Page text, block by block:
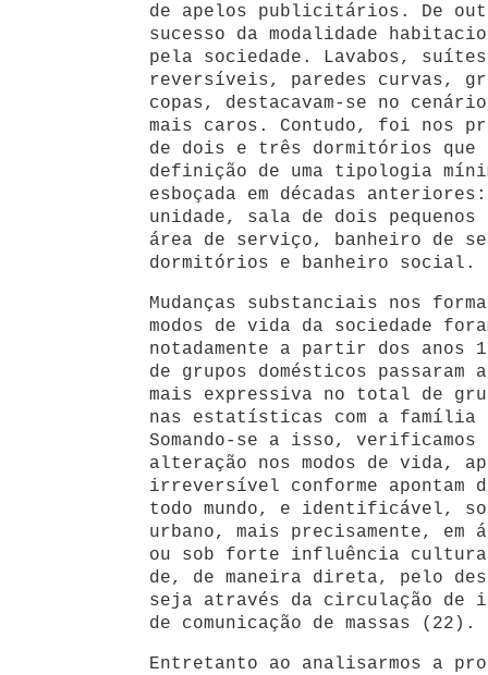
de apelos publicitários. De
sucesso da modalidade
pela sociedade. Lavabos,
reversíveis, paredes curvas,
copas, destacavam-se no
mais caros. Contudo, foi nos
de dois e três dormitórios que
definição de uma tipologia
esboçada em décadas
unidade, sala de dois
área de serviço, banheiro de
dormitórios e banheiro social.
Mudanças substanciais nos
modos de vida da sociedade
notadamente a partir dos anos
de grupos domésticos
mais expressiva no total de
nas estatísticas com a família
Somando-se a isso, verificamos
alteração nos modos de vida,
irreversível conforme apontam
todo mundo, e identificável,
urbano, mais precisamente, em
ou sob forte influência
de, de maneira direta, pelo
seja através da circulação de
de comunicação de massas (22).
Entretanto ao analisarmos a